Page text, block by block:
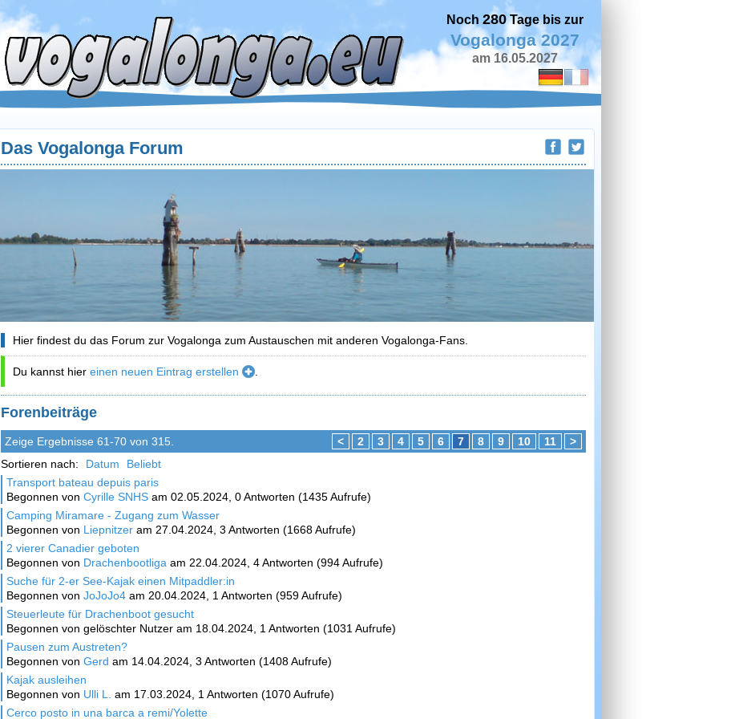
Noch 280Tage bis zur
Vogalonga 2027
am 16.05.2027
Das Vogalonga Forum
Hier findest du das Forum zur Vogalonga zum Austauschen mit anderen Vogalonga-Fans.
Du kannst hier einen neuen Eintrag erstellen .
Forenbeiträge
Zeige Ergebnisse 61-70 von 315. < 2 3 4 5 6 7 8 9 10 11
>
Sortieren nach:
Datum
Beliebt
Transport bateau depuis paris
Begonnen von Cyrille SNHS am 02.05.2024, 0 Antworten (1435 Aufrufe)
Camping Miramare - Zugang zum Wasser
Begonnen von Liepnitzer am 27.04.2024, 3 Antworten (1668 Aufrufe)
2 vierer Canadier geboten
Begonnen von Drachenbootliga am 22.04.2024, 4 Antworten (994 Aufrufe)
Suche für 2-er See-Kajak einen Mitpaddler:in
Begonnen von JoJoJo4 am 20.04.2024, 1 Antworten (959 Aufrufe)
Steuerleute für Drachenboot gesucht
Begonnen von gelöschter Nutzer am 18.04.2024, 1 Antworten (1031 Aufrufe)
Pausen zum Austreten?
Begonnen von Gerd am 14.04.2024, 3 Antworten (1408 Aufrufe)
Kajak ausleihen
Begonnen von Ulli L. am 17.03.2024, 1 Antworten (1070 Aufrufe)
Cerco posto in una barca a remi/Yolette